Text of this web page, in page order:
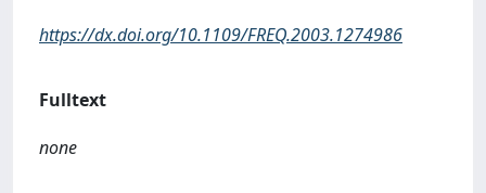
https://dx.doi.org/10.1109/FREQ.2003.1274986
Fulltext
none